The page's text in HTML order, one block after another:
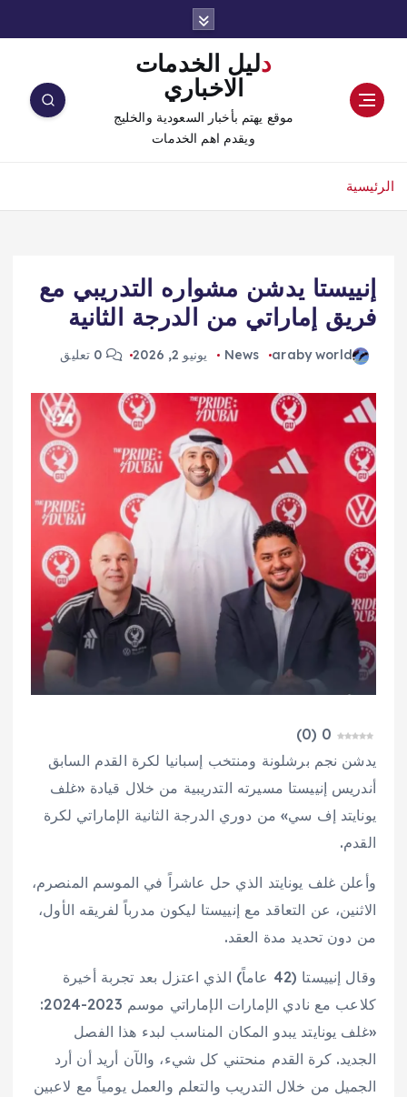
دليل الخدمات
الاخباري
موقع يهتم بأخبار السعودية والخليج
ويقدم اهم الخدمات
الرئيسية
إنييستا يدشن مشواره التدريبي مع
فريق إماراتي من الدرجة الثانية
araby world
News يونيو 2, 2026
0
(
0
)
يدشن نجم برشلونة ومنتخب إسبانيا لكرة القدم السابق
أندريس إنييستا مسيرته التدريبية من خلال قيادة «غلف
يونايتد إف سي» من دوري الدرجة الثانية الإماراتي لكرة
القدم.
وأعلن غلف يونايتد الذي حل عاشراً في الموسم المنصرم،
الاثنين، عن التعاقد مع إنييستا ليكون مدرباً لفريقه الأول،
من دون تحديد مدة العقد.
وقال إنييستا (42 عاماً) الذي اعتزل بعد تجربة أخيرة
كلاعب مع نادي الإمارات الإماراتي موسم 2023-2024:
«غلف يونايتد يبدو المكان المناسب لبدء هذا الفصل
الجديد. كرة القدم منحتني كل شيء، والآن أريد أن أرد
الجميل من خلال التدريب والتعلم والعمل يومياً مع لاعبين